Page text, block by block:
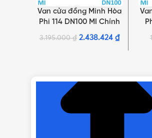
THÊM VÀO GIỎ HÀNG
Van cửa đồng Minh Hòa
Phi 114 DN100 MI Chính
hãng
3.195.000₫ 2.438.424 ₫
Thông số kỹ thuật của
NHẤN ĐỂ XEM TIẾP (THU